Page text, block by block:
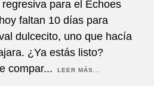
para el Echoes
faltan 10 días para
dulcecito, uno que hacía
¿Ya estás listo?
compar... LEER MÁS...